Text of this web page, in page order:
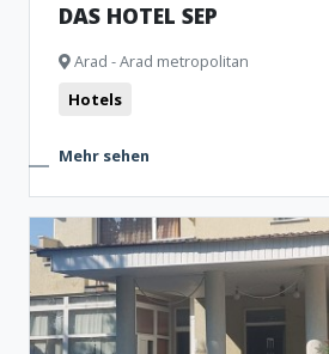
DAS HOTEL SEP
Arad - Arad metropolitan
Hotels
Mehr sehen